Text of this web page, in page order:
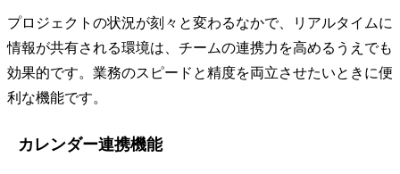
プロジェクトの状況が刻々と変わるなかで、リアルタイムに
情報が共有される環境は、チームの連携力を高めるうえでも
効果的です。業務のスピードと精度を両立させたいときに便
利な機能です。
カレンダー連携機能